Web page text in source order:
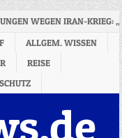
WEGEN IRAN-KRIEG:
ALLGEM. WISSEN
REISE